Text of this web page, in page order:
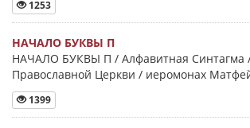
1253
НАЧАЛО БУКВЫ Π
НАЧАЛО БУКВЫ Π / Алфавитная Синтагма
Православной Церкви / иеромонах
1399